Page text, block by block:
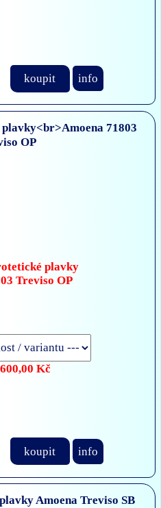
koupit info
plavky
Treviso OP
Kč
koupit info